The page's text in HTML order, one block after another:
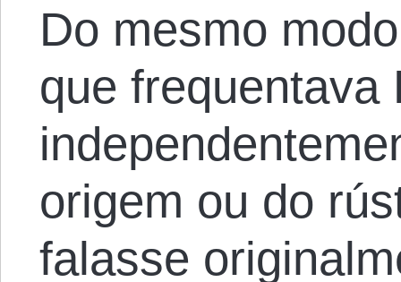
Do mesmo
que
origem ou do
falasse